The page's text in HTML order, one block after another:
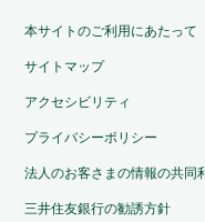
本サイトのご利用にあたって
サイトマップ
アクセシビリティ
プライバシーポリシー
法人のお客さまの情報の共同
三井住友銀行の勧誘方針